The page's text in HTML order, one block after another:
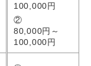
100,000円
②
80,000円～
100,000円